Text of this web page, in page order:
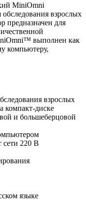
MiniOmni
взрослых
предназначен для
выполнен как
компьютеру,
взрослых
компакт-диске
и большеберцовой
сети 220 В
языке